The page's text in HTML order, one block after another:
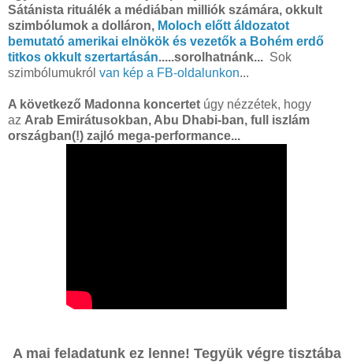
Sátánista rituálék a médiában milliók számára, okkult
szimbólumok a dolláron, Moloch előtt áldozatot
bemutató amerikai elnökök és vezetők a Bohém erdő
titkos okkult szertartásán.....sorolhatnánk... Sok
szimbólumukról van kép a FB-oldalunkon...
A következő Madonna koncertet úgy nézzétek, hogy
az Arab Emirátusokban, Abu Dhabi-ban, full iszlám
országban(!) zajló mega-performance...
A mai feladatunk ez lenne! Tegyük végre tisztába